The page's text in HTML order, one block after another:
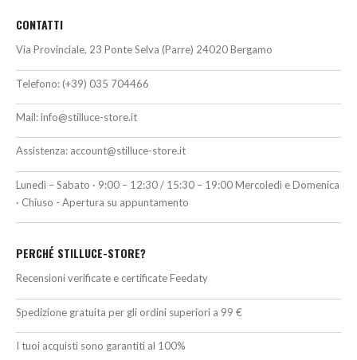
CONTATTI
Via Provinciale, 23 Ponte Selva (Parre) 24020 Bergamo
Telefono: (+39) 035 704466
Mail:info@stilluce-store.it
Assistenza: account@stilluce-store.it
Lunedì – Sabato · 9:00 – 12:30 / 15:30 – 19:00 Mercoledì e Domenica
· Chiuso - Apertura su appuntamento
PERCHÉ STILLUCE-STORE?
Recensioni verificate e certificate Feedaty
Spedizione gratuita per gli ordini superiori a 99 €
I tuoi acquisti sono garantiti al 100%